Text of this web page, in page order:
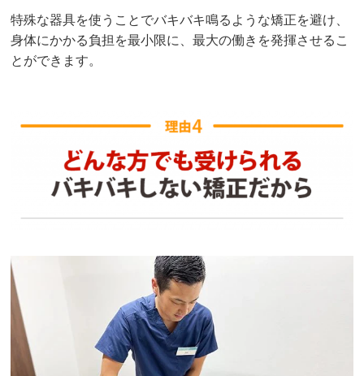
特殊な器具を使うことでバキバキ鳴るような矯正を避け、
身体にかかる負担を最小限に、最大の働きを発揮させるこ
とができます。